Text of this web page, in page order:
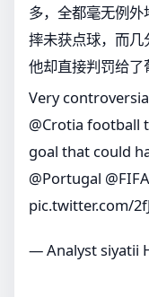
多，全都毫无例
摔未获点球，而几
他却直接判罚给了
Very
@Crotia football
goal that could
@Portugal
pic.twitter.com/
— Analyst siyatii